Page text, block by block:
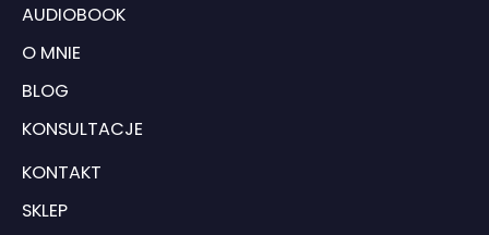
AUDIOBOOK
O MNIE
BLOG
KONSULTACJE
KONTAKT
SKLEP